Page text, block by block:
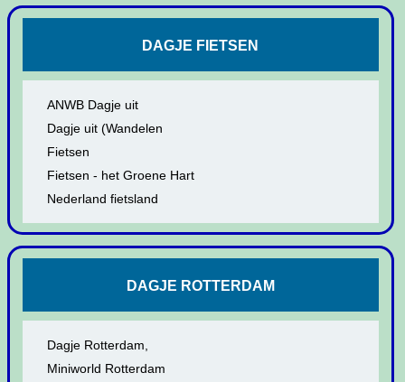
DAGJE FIETSEN
ANWB Dagje uit
Dagje uit (Wandelen
Fietsen
Fietsen - het Groene Hart
Nederland fietsland
DAGJE ROTTERDAM
Dagje Rotterdam,
Miniworld Rotterdam